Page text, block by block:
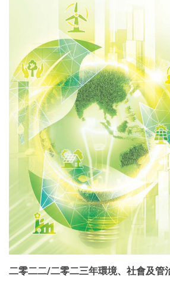
二零二二/二零二三年環境、社會及管